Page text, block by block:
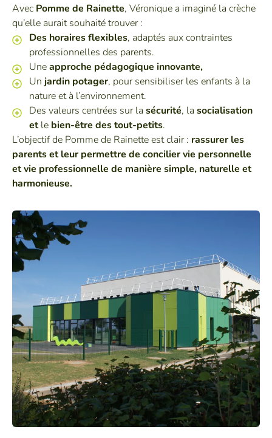
Avec Pomme de Rainette, Véronique a imaginé la crèche
qu’elle aurait souhaité trouver :
Des horaires flexibles, adaptés aux contraintes
professionnelles des parents.
Uneapproche pédagogique innovante,
Un jardin potager, pour sensibiliser les enfants à la
nature et à l’environnement.
Des valeurs centrées sur lasécurité, lasocialisation
etle bien-être des tout-petits.
L’objectif de Pomme de Rainette est clair : rassurer les
parents et leur permettre de concilier vie personnelle
et vie professionnelle de manière simple, naturelle et
harmonieuse.